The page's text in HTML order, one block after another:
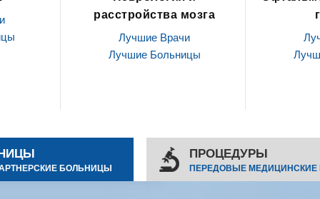
глазами
Лучшие Врачи
Лучшие Больницы
БОЛЬНИЦЫ
ПРОЦЕДУРЫ
ПЕРЕДОВЫЕ МЕДИЦИНСКИЕ